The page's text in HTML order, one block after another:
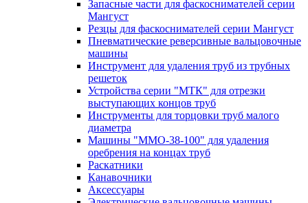
Запасные части для фаскоснимателей серии
Мангуст
Резцы для фаскоснимателей серии Мангуст
Пневматические реверсивные вальцовочные
машины
Инструмент для удаления труб из трубных
решеток
Устройства серии "МТК" для отрезки
выступающих концов труб
Инструменты для торцовки труб малого
диаметра
Машины "ММО-38-100" для удаления
оребрения на концах труб
Раскатники
Канавочники
Аксессуары